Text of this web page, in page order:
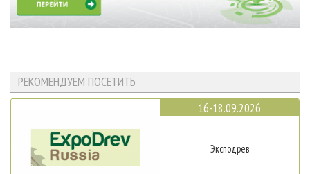
РЕКОМЕНДУЕМ ПОСЕТИТЬ
16-18.09.2026
Эксподрев